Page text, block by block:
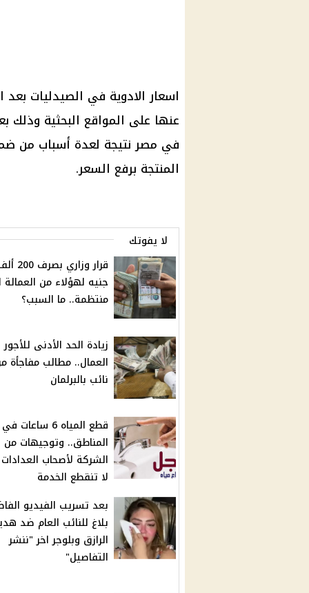
اسعار الادوية في الصيدليات بعد
عنها على المواقع البحثية وذلك
في مصر نتيجة لعدة أسباب من
المنتجة برفع السعر.
لا يفوتك
قرار وزاري
جنيه لهؤلاء من العمالة
منتظمة.. ما السبب؟
زيادة الحد الأدنى
العمال.. مطالب مفاجأة
نائب بالبرلمان
قطع المياه 6
المناطق.. وتوجيهات من
الشركة لأصحاب
لا تنقطع الخدمة
بعد تسريب الفيديو
بلاغ للنائب العام ضد
الرازق وبلوجر اخر "ننشر
التفاصيل"